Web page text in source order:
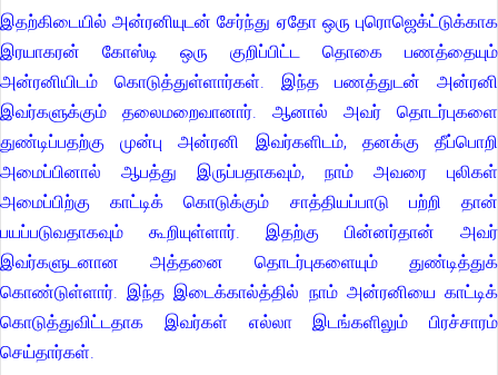
இதற்கிடையில் அன்ரனியுடன் சேர்ந்து ஏதோ ஒரு புரொஜெக்ட்டுக்காக
இரயாகரன் கோஸ்டி ஒரு குறிப்பிட்ட தொகை பணத்தையும்
அன்ரனியிடம் கொடுத்துள்ளார்கள். இந்த பணத்துடன் அன்ரனி
இவர்களுக்கும் தலைமறைவானார். ஆனால் அவர் தொடர்புகளை
துண்டிப்பதற்கு முன்பு அன்ரனி இவர்களிடம், தனக்கு தீப்பொறி
அமைப்பினால் ஆபத்து இருப்பதாகவும், நாம் அவரை புலிகள்
அமைப்பிற்கு காட்டிக் கொடுக்கும் சாத்தியப்பாடு பற்றி தான்
பயப்படுவதாகவும் கூறியுள்ளார். இதற்கு பின்னர்தான் அவர்
இவர்களுடனான அத்தனை தொடர்புகளையும் துண்டித்துக்
கொண்டுள்ளார். இந்த இடைக்கால்த்தில் நாம் அன்ரனியை காட்டிக்
கொடுத்துவிட்டதாக இவர்கள் எல்லா இடங்களிலும் பிரச்சாரம்
செய்தார்கள்.